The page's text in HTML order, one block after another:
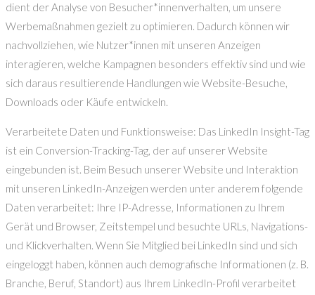
dient der Analyse von Besucher*innenverhalten, um unsere
Werbemaßnahmen gezielt zu optimieren. Dadurch können wir
nachvollziehen, wie Nutzer*innen mit unseren Anzeigen
interagieren, welche Kampagnen besonders effektiv sind und wie
sich daraus resultierende Handlungen wie Website-Besuche,
Downloads oder Käufe entwickeln.
Verarbeitete Daten und Funktionsweise: Das LinkedIn Insight-Tag
ist ein Conversion-Tracking-Tag, der auf unserer Website
eingebunden ist. Beim Besuch unserer Website und Interaktion
mit unseren LinkedIn-Anzeigen werden unter anderem folgende
Daten verarbeitet: Ihre IP-Adresse, Informationen zu Ihrem
Gerät und Browser, Zeitstempel und besuchte URLs, Navigations-
und Klickverhalten. Wenn Sie Mitglied bei LinkedIn sind und sich
eingeloggt haben, können auch demografische Informationen (z. B.
Branche, Beruf, Standort) aus Ihrem LinkedIn-Profil verarbeitet